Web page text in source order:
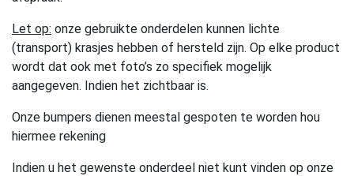
Let op: onze gebruikte onderdelen kunnen lichte
(transport) krasjes hebben of hersteld zijn. Op elke product
wordt dat ook met foto’s zo specifiek mogelijk
aangegeven. Indien het zichtbaar is.
Onze bumpers dienen meestal gespoten te worden hou
hiermee rekening
Indien u het gewenste onderdeel niet kunt vinden op onze